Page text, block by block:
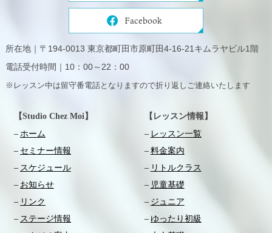
Facebook
所在地｜〒194-0013 東京都町田市原町田4-16-21キムラヤビル1階
電話受付時間｜10：00～22：00
※レッスン中は留守番電話となりますので折り返しご連絡いたします
【Studio Chez Moi】
ホーム
セミナー情報
スケジュール
お知らせ
リンク
ステージ情報
【レッスン情報】
レッスン一覧
料金案内
リトルクラス
児童基礎
ジュニア
ゆったり初級